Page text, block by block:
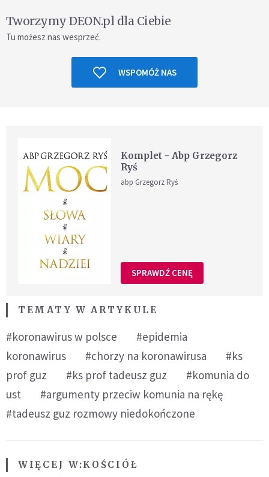
Tworzymy DEON.pl dla Ciebie
Tu możesz nas wesprzeć.
WSPOMÓŻ NAS
Komplet - Abp Grzegorz
Ryś
abp Grzegorz Ryś
SPRAWDŹ CENĘ
TEMATY W ARTYKULE
#koronawirus w polsce
#epidemia
koronawirus
#chorzy na koronawirusa
#ks
prof guz
#ks prof tadeusz guz
#komunia do
ust
#argumenty przeciw komunia na rękę
#tadeusz guz rozmowy niedokończone
WIĘCEJ W:KOŚCIÓŁ